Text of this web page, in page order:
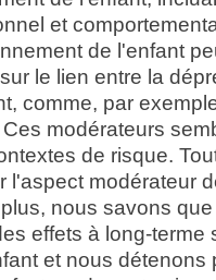
et
de l'enfant
le lien entre la
comme, par
modérateurs
de risque.
l'aspect modérateur
nous savons
effets à long-terme
et nous détenons